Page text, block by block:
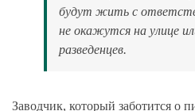
будут жить с
не окажутся на улице
разведенцев.
Заводчик, который заботится о